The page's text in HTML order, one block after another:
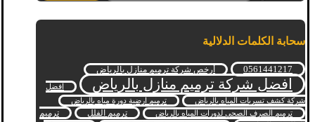
سحابة الكلمات الدلالية
0561441217 أرخص شركة ترميم منازل بالرياض
افضل شركة ترميم منازل بالرياض
افضل
شركة كشف تسربات المياه بالرياض
ترميم ارضية دورة مياه بالرياض
ترميم الصرف الصحي لدورات المياه بالرياض
ترميم الفلل
ترميم